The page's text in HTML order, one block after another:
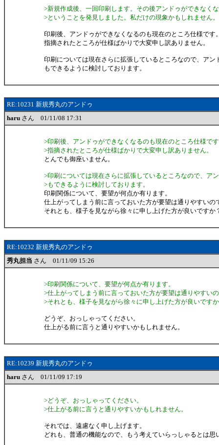
>新規作成後、一回印刷します。その後アンドゥができなくな
>ということを発見しました。私だけの現象かもしれません。
印刷後、アンドゥができなくなるのも現在のところ仕様です。
指摘されたところが仕様ばかりで大変申し訳ありません。
印刷については現在さらに拡張しているところなので、アン
もできるように検討しております。
RE:10231 新規秀丸のアンドゥ
haru さん 01/11/08 17:31
>印刷後、アンドゥができなくなるのも現在のところ仕様です
>指摘されたところが仕様ばかりで大変申し訳ありません。
とんでも御座いません。
>印刷については現在さらに拡張しているところなので、ア
>もできるように検討しております。
印刷関係について、要望が何点か有ります。
仕上がってしまう前に言っておいた方が要望は通りやすいの
それとも、様子を見ながら徐々に申し上げた方が良いですか
RE:10232 新規秀丸のアンドゥ
秀丸担当 さん 01/11/09 15:26
>印刷関係について、要望が何点か有ります。
>仕上がってしまう前に言っておいた方が要望は通りやすい
>それとも、様子を見ながら徐々に申し上げた方が良いですか
どうぞ、おっしゃってください。
仕上がる前に言うと通りやすいかもしれません。
RE:10239 新規秀丸のアンドゥ
haru さん 01/11/09 17:19
>どうぞ、おっしゃってください。
>仕上がる前に言うと通りやすいかもしれません。
それでは、遠慮なく申し上げます。
どれも、普通の機能なので、もう考えていらっしゃるとは思